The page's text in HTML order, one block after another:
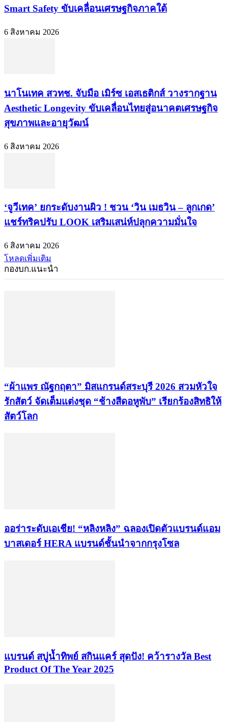
Smart Safety ขับเคลื่อนเศรษฐกิจภาคใต้
6 สิงหาคม 2026
นาโนเทค สวทช. จับมือ เมิร์ซ เอสเธติกส์ วางรากฐาน
Aesthetic Longevity ขับเคลื่อนไทยสู่อนาคตเศรษฐกิจ
สุขภาพและอายุวัฒน์
6 สิงหาคม 2026
‘จูวีเทค’ ยกระดับงานผิว ! ชวน ‘วิน เมธวิน – ลูกเกด’
แชร์ทริคปรับ LOOK เสริมเสน่ห์ปลุกความมั่นใจ
6 สิงหาคม 2026
โหลดเพิ่มเติม
กองบก.แนะนำ
“ผ้าแพร ณัฐกฤตา” มิสแกรนด์สระบุรี 2026 สวมหัวใจ
รักสัตว์ จัดเต็มแต่งชุด “ช้างสีดอหูพับ” เรียกร้องสิทธิให้
สัตว์โลก
ออร่าระดับเอเชีย! “หลิงหลิง” ฉลองเปิดตัวแบรนด์แอม
บาสเดอร์ HERA แบรนด์ชั้นนำจากกรุงโซล
แบรนด์ สบู่น้ำทิพย์ สกินแคร์ สุดปัง! คว้ารางวัล Best
Product Of The Year 2025